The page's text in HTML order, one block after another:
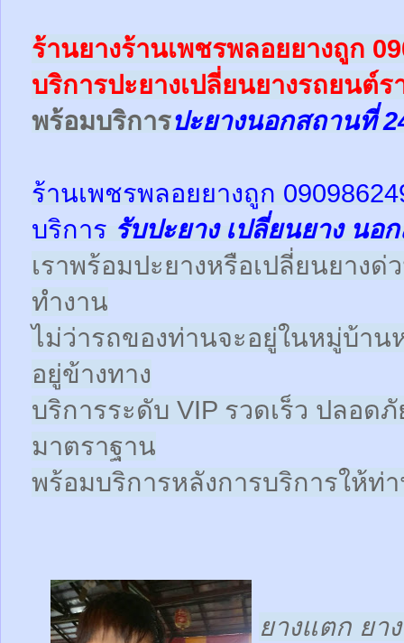
ร้านยางร้านเพชรพลอยยางถูก
บริการปะยางเปลี่ยนยางรถยนต์ร
พร้อมบริการปะยางนอกสถานที่
ร้านเพชรพลอยยางถูก
บริการ รับปะยาง เปลี่ยนยาง นอ
เราพร้อมปะยางหรือเปลี่ยนยาง
ทำงาน
ไม่ว่ารถของท่านจะอยู่ในหมู่บ้า
อยู่ข้างทาง
บริการระดับ VIP รวดเร็ว ปลอด
มาตราฐาน
พร้อมบริการหลังการบริการให้ท่
ยางแตก ยา